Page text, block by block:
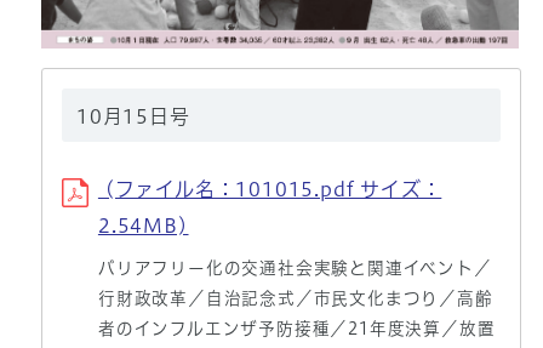
10月15日号
(ファイル名：101015.pdf サイズ：
2.54MB)
バリアフリー化の交通社会実験と関連イベント／
行財政改革／自治記念式／市民文化まつり／高齢
者のインフルエンザ予防接種／21年度決算／放置